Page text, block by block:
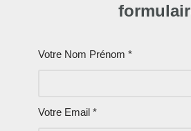
Votre Nom Prénom *
Votre Email *